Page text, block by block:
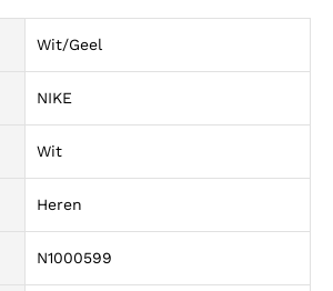
Wit/Geel
NIKE
Wit
Heren
N1000599